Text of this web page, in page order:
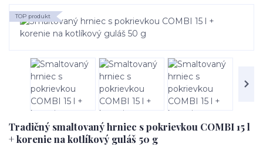
TOP produkt
Tradičný smaltovaný hrniec s pokrievkou COMBI 15 l
+ korenie na kotlíkový guláš 50 g